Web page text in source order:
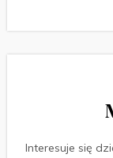
Interesuje się